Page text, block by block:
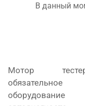
В данный
Мотор
обязательное
оборудование